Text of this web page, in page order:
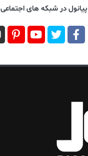
پیانول در شبکه های اجتماعی